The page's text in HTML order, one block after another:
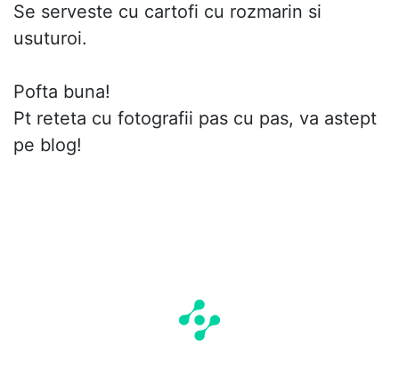
Se serveste cu cartofi cu rozmarin si
usuturoi.
Pofta buna!
Pt reteta cu fotografii pas cu pas, va astept
pe blog!